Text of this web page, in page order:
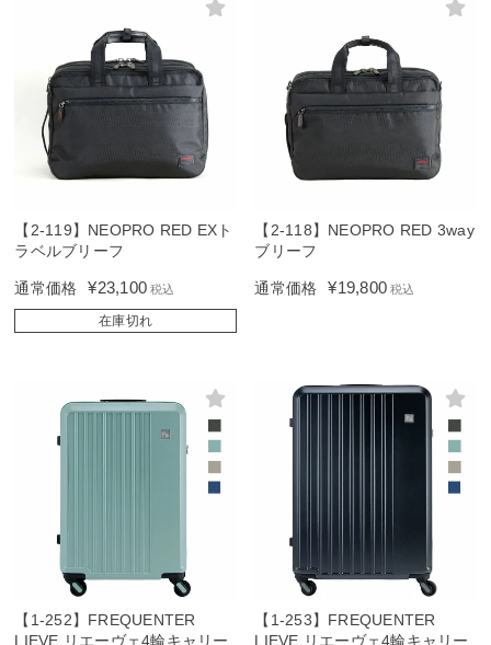
【2-119】NEOPRO RED EXト
ラベルブリーフ
通常価格 ¥23,100 税込
在庫切れ
【2-118】NEOPRO RED 3way
ブリーフ
通常価格 ¥19,800 税込
【1-252】FREQUENTER
LIEVE リエーヴェ4輪キャリー
【1-253】FREQUENTER
LIEVE リエーヴェ4輪キャリー